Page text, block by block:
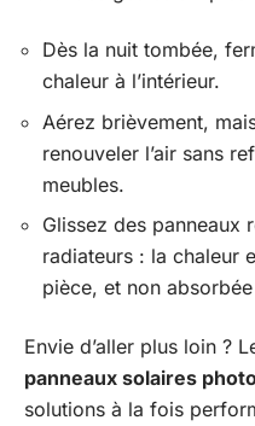
Dès la nuit tombée,
chaleur à l’intérieur.
Aérez brièvement,
renouveler l’air sans
meubles.
Glissez des panneaux
radiateurs : la chaleur
pièce, et non
Envie d’aller plus loin ?
panneaux solaires
solutions à la fois